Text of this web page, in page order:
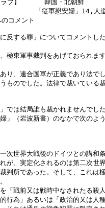
ブ】　　　 韓国・北朝鮮
「従軍慰安婦」14,人道
メント
する罪」についてコメントし
極東軍事裁判をあげておられま
り、連合国軍が正義であり法で
ものでした。法律で裁いている
は結局誰も裁かれませんでし
」（岩波新書）のなかで次のよ
世界大戦後のドイツとの講和
が、実定化されるのは第二次世
判所であった。そして、これは
戦前又は戦時中なされたる殺
行為」あるいは「政治的又は人